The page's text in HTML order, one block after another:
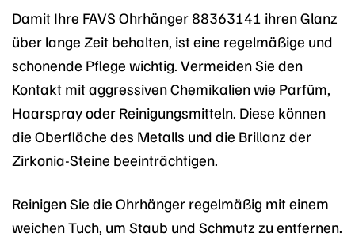
Damit Ihre FAVS Ohrhänger 88363141 ihren Glanz
über lange Zeit behalten, ist eine regelmäßige und
schonende Pflege wichtig. Vermeiden Sie den
Kontakt mit aggressiven Chemikalien wie Parfüm,
Haarspray oder Reinigungsmitteln. Diese können
die Oberfläche des Metalls und die Brillanz der
Zirkonia-Steine beeinträchtigen.
Reinigen Sie die Ohrhänger regelmäßig mit einem
weichen Tuch, um Staub und Schmutz zu entfernen.